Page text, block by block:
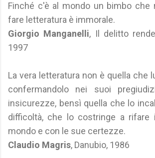
Finché c'è al mondo un bimbo che
fare letteratura è immorale.
Giorgio Manganelli, Il delitto
1997
La vera letteratura non è quella che
confermandolo nei suoi
insicurezze, bensì quella che lo
difficoltà, che lo costringe a
mondo e con le sue certezze.
Claudio Magris, Danubio, 1986